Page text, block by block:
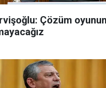
Çözüm